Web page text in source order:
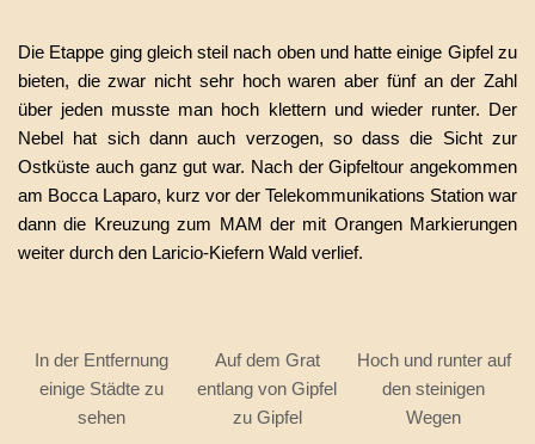
Die Etappe ging gleich steil nach oben und hatte einige Gipfel zu
bieten, die zwar nicht sehr hoch waren aber fünf an der Zahl
über jeden musste man hoch klettern und wieder runter. Der
Nebel hat sich dann auch verzogen, so dass die Sicht zur
Ostküste auch ganz gut war. Nach der Gipfeltour angekommen
am Bocca Laparo, kurz vor der Telekommunikations Station war
dann die Kreuzung zum MAM der mit Orangen Markierungen
weiter durch den Laricio-Kiefern Wald verlief.
In der Entfernung
einige Städte zu
sehen
Auf dem Grat
entlang von Gipfel
zu Gipfel
Hoch und runter auf
den steinigen
Wegen